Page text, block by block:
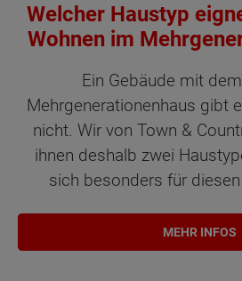
Welcher Haustyp
Wohnen im
Ein Gebäude mit
Mehrgenerationenhaus gibt
nicht. Wir von Town &
ihnen deshalb zwei
sich besonders für
MEHR INFOS